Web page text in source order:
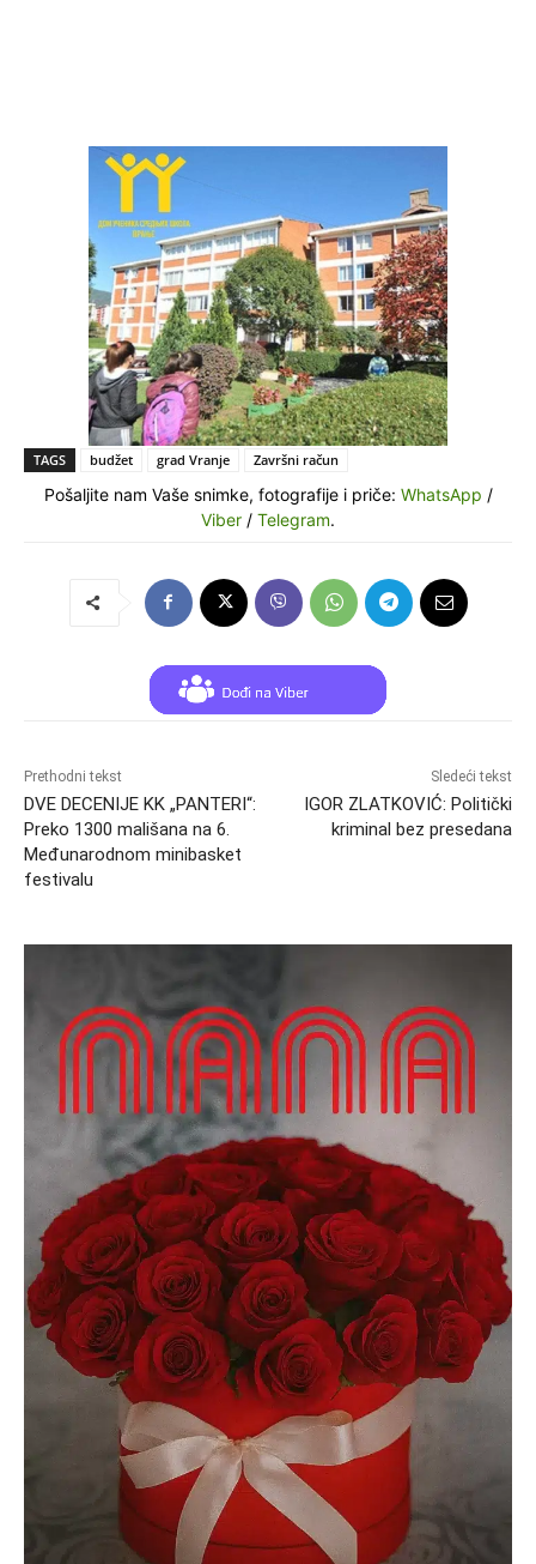
TAGS budžet grad Vranje Završni račun
Pošaljite nam Vaše snimke, fotografije i priče: WhatsApp /
Viber / Telegram.
Prethodni tekst
DVE DECENIJE KK „PANTERI“:
Preko 1300 mališana na 6.
Međunarodnom minibasket
festivalu
Sledeći tekst
IGOR ZLATKOVIĆ: Politički
kriminal bez presedana